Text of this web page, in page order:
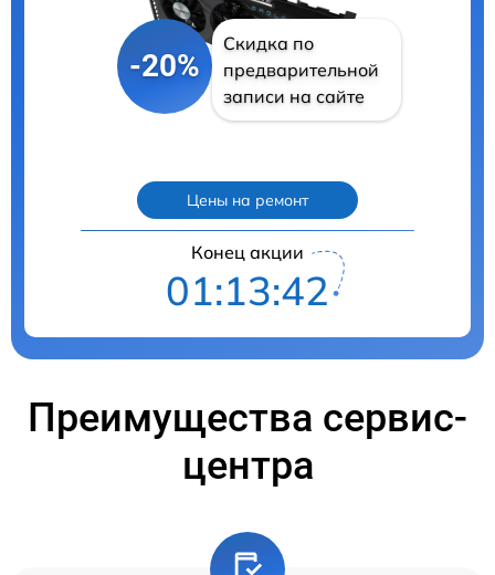
-20%
Скидка по
предварительной
записи на сайте
Цены на ремонт
Конец акции
01:13:41
Преимущества сервис-
центра